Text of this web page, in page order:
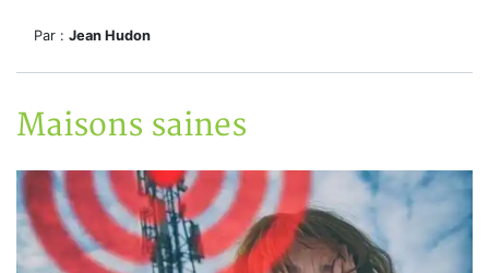
Par : Jean Hudon
Maisons saines